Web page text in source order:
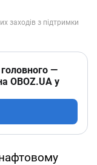
—
OBOZ.UA у